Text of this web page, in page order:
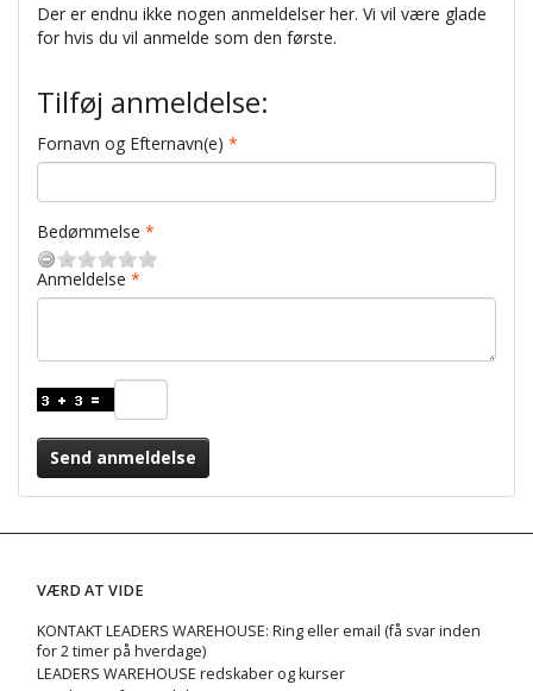
Der er endnu ikke nogen anmeldelser her. Vi vil være glade
for hvis du vil anmelde som den første.
Tilføj anmeldelse:
Fornavn og Efternavn(e)
Bedømmelse
Anmeldelse
Send anmeldelse
VÆRD AT VIDE
KONTAKT LEADERS WAREHOUSE: Ring eller email (få svar inden
for 2 timer på hverdage)
LEADERS WAREHOUSE redskaber og kurser